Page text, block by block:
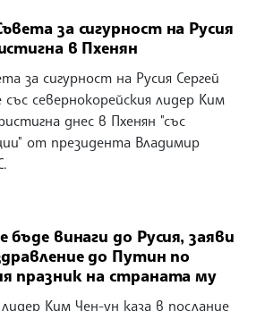
за сигурност на Русия
в Пхенян
за сигурност на Русия Сергей
севернокорейския лидер Ким
днес в Пхенян "със
от президента Владимир
бъде винаги до Русия, заяви
до Путин по
празник на страната му
Ким Чен-ун каза в послание